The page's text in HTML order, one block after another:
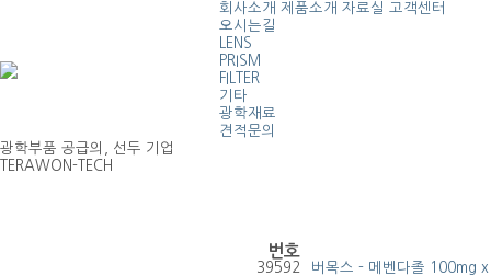
회사소개 제품소개 자료실 고객센터
오시는길
LENS
PRISM
FILTER
기타
광학재료
견적문의
광학부품 공급의, 선두 기업
TERAWON-TECH
번호
39592
버목스 - 메벤다졸 100mg